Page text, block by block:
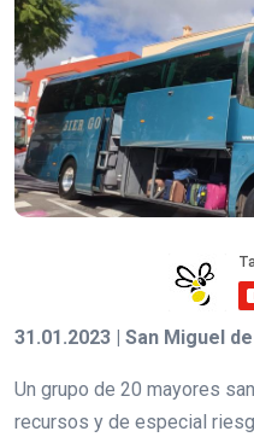
31.01.2023 | San Miguel
Un grupo de 20 mayores
recursos y de especial